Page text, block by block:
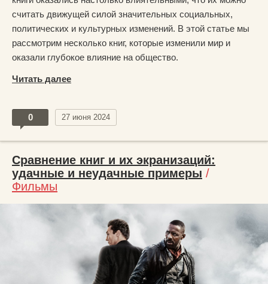
считать движущей силой значительных социальных,
политических и культурных изменений. В этой статье мы
рассмотрим несколько книг, которые изменили мир и
оказали глубокое влияние на общество.
Читать далее
0 27 июня 2024
Сравнение книг и их экранизаций:
удачные и неудачные примеры /
Фильмы